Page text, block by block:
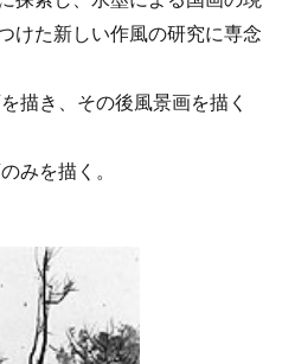
けた新しい作風の研究に専念
描き、その後風景画を描く
みを描く。